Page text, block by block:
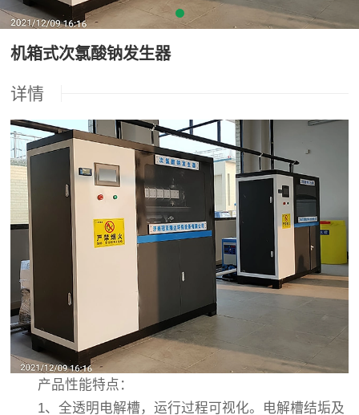
机箱式次氯酸钠发生器
详情
产品性能特点：
1、全透明电解槽，运行过程可视化。电解槽结垢及